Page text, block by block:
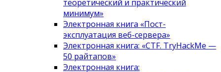
теоретический и практический
минимум»
Электронная книга «Пост-
эксплуатация веб-сервера»
Электронная книга: «CTF. TryHackMe —
50 райтапов»
Электронная книга: